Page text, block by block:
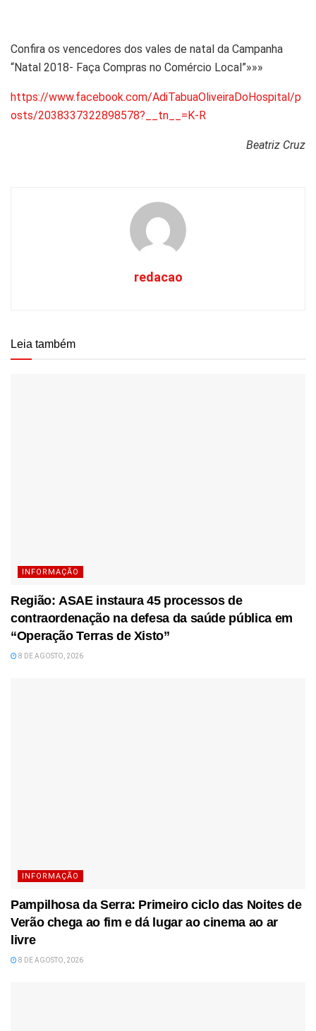
Confira os vencedores dos vales de natal da Campanha
“Natal 2018- Faça Compras no Comércio Local”»»»
https://www.facebook.com/AdiTabuaOliveiraDoHospital/p
osts/2038337322898578?__tn__=K-R
Beatriz Cruz
redacao
Leia também
INFORMAÇÃO
Região: ASAE instaura 45 processos de
contraordenação na defesa da saúde pública em
“Operação Terras de Xisto”
8 DE AGOSTO, 2026
INFORMAÇÃO
Pampilhosa da Serra: Primeiro ciclo das Noites de
Verão chega ao fim e dá lugar ao cinema ao ar
livre
8 DE AGOSTO, 2026